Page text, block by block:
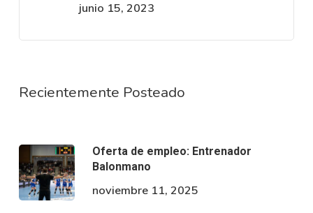
junio 15, 2023
Recientemente Posteado
Oferta de empleo: Entrenador
Balonmano
noviembre 11, 2025